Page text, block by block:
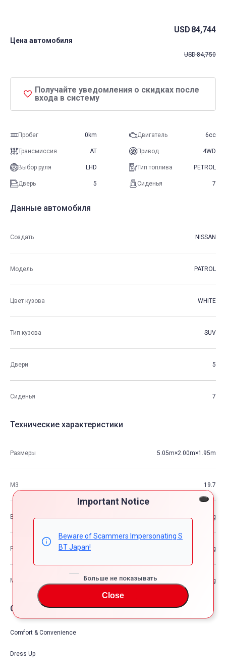
Important Notice
Beware of Scammers Impersonating S
BT Japan!
Больше не показывать
Close
Цена автомобиля
USD 84,744
USD84,750
Получайте уведомления о скидках после
входа в систему
Пробег 0km Двигатель 6cc
Трансмиссия AT Привод 4WD
Выбор руля LHD Тип топлива PETROL
Дверь 5 Сиденья 7
Данные автомобиля
Создать NISSAN
Модель PATROL
Цвет кузова WHITE
Тип кузова SUV
Двери 5
Сиденья 7
Технические характеристики
Размеры 5.05m×2.00m×1.95m
М3 19.7
Вес автомобиля —kg
Разрешенная максимальная масса транспортного средства —kg
Максимальная грузоподъемность —kg
Опции автомобия
Comfort & Convenience
Dress Up